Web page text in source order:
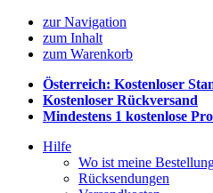
zur Navigation
zum Inhalt
zum Warenkorb
Österreich: Kostenloser
Kostenloser Rückversand
Mindestens 1 kostenlose
Hilfe
Wo ist meine
Rücksendungen